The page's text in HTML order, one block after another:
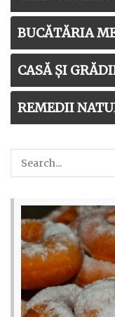
BUCĂTĂRIA
CASĂ ȘI
REMEDII